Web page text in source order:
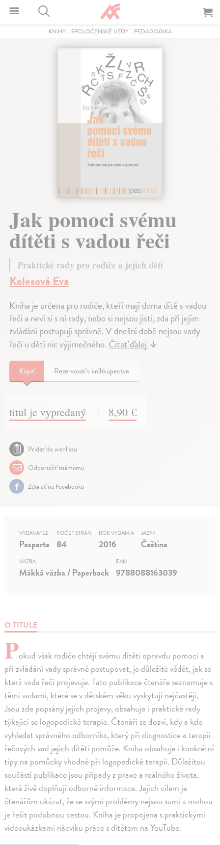
KNIHY- SPOLOČENSKÉ VEDY- PEDAGOGIKA
Jak pomoci svému
dítěti s vadou řeči
Praktické rady pro rodiče a jejich děti
Kolesová Eva
Kniha je určena pro rodiče, kteří mají doma dítě s vadou
řeči a neví si s ní rady, nebo si nejsou jisti, zda při jejím
zvládání postupují správně. V dnešní době nejsou vady
řeči u dětí nic výjimečného. Čítať ďalej ↓
Kúpiť Rezervovať v kníhkupectve
titul je vypredaný 8,90 €
Pridať do wishlistu
Odporučiť známemu
Zdielať na Facebooku
O TITULE
Pokud však rodiče chtějí svému dítěti opravdu pomoci a
při zvládání vady správně postupovat, je důležité vědět, jak se
která vada řeči projevuje. Tato publikace čtenáře seznamuje s
těmi vadami, které se v dětském věku vyskytují nejčastěji.
Jsou zde popsány jejich projevy, obsahuje i praktické rady
týkající se logopedické terapie. Čtenáři se dozví, kdy a kde
vyhledat správného odborníka, který při diagnostice a terapii
řečových vad jejich dítěti pomůže. Kniha obsahuje i konkrétní
tipy na pomůcky vhodné při logopedické terapii. Důležitou
součástí publikace jsou případy z praxe a reálného života,
které živě doplňují odborné informace. Jejich cílem je
čtenářům ukázat, že se svými problémy nejsou sami a mohou
je řešit podobnou cestou. Kniha je propojena s praktickými
videoukázkami nácviku práce s dítětem na YouTube.
VYDAVATEĽ
Pasparta
POČET STRÁN
84
ROK VYDANIA
2016
JAZYK
Čeština
VÄZBA
Mäkká väzba / Paperback
EAN
9788088163039